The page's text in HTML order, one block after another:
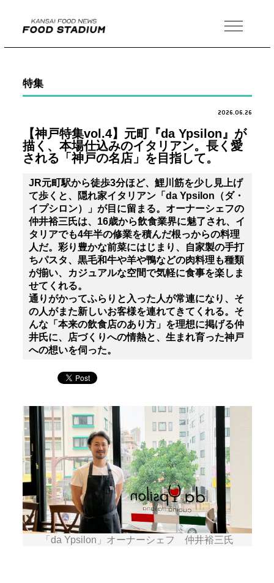
MENU
特集
2026.06.26
【神戸特集vol.4】元町『da Ypsilon』が
描く、本場仕込みのイタリアン。長く愛
される「神戸の名店」を目指して。
JR元町駅から徒歩3分ほど、鯉川筋を少し見上げ
て歩くと、隠れ家イタリアン「da Ypsilon（ダ・
イプシロン）」が目に留まる。オーナーシェフの
仲井裕三氏は、16歳から飲食業界に魅了され、イ
タリアでも4年半の修業を積んだ根っからの料理
人だ。彩り豊かな前菜にはじまり、自家製の手打
ちパスタ、黒毛和牛や羊や鴨などの肉料理も種類
が揃い、カジュアルな空間で気軽に食事を楽しま
せてくれる。
通りがかってふらりと入った人が常連になり、そ
の人がまた新しいお客様を連れてきてくれる。そ
んな「本来の飲食店のあり方」を理想に掲げる仲
井氏に、店づくりへの情熱と、生まれ育った神戸
への想いを伺った。
「da Ypsilon」オーナーシェフ 仲井裕三氏